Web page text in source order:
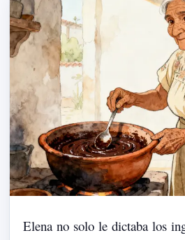
Elena no solo le dictaba los